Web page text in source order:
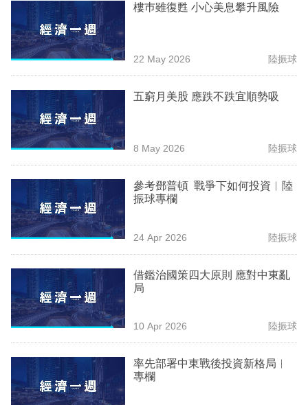
樓巿雖復甦 小心美息攀升風險
22 May 2026 陸振球
五窮月美股 應跌不跌宜順勢吸
8 May 2026 陸振球
參考鄧普頓 戰爭下如何投資︳陸
振球專欄
24 Apr 2026 陸振球
借鑑治國策四大原則 應對中東亂
局
10 Apr 2026 陸振球
率先部署中東戰後投資新格局︳
專欄